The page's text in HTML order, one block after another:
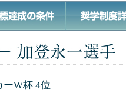
ーW杯 4位